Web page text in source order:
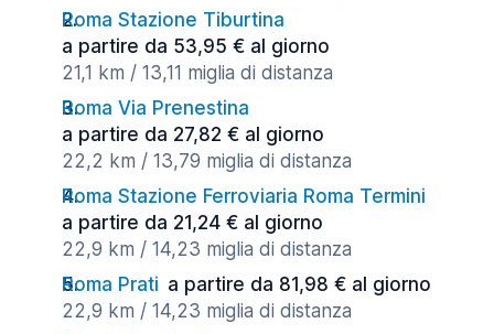
Roma Stazione Tiburtina
a partire da 53,95 € al giorno
21,1 km / 13,11 miglia di distanza
Roma Via Prenestina
a partire da 27,82 € al giorno
22,2 km / 13,79 miglia di distanza
Roma Stazione Ferroviaria Roma Termini
a partire da 21,24 € al giorno
22,9 km / 14,23 miglia di distanza
Roma Prati a partire da 81,98 € al giorno
22,9 km / 14,23 miglia di distanza